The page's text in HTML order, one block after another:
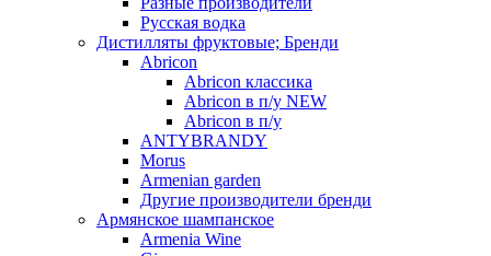
Русская водка
Дистилляты фруктовые; Бренди
Abricon
Abricon классика
Abricon в п/у NEW
Abricon в п/у
ANTYBRANDY
Morus
Armenian garden
Другие производители бренди
Армянское шампанское
Armenia Wine